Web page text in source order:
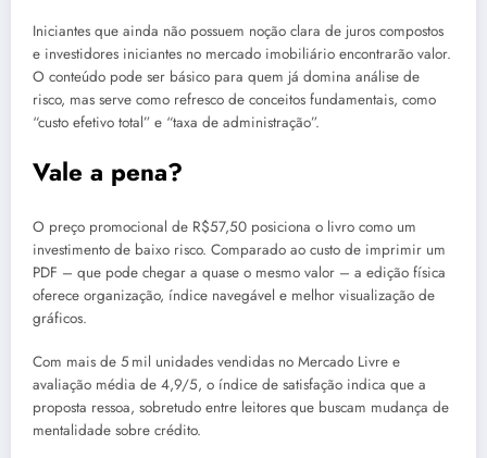
Iniciantes que ainda não possuem noção clara de juros compostos
e investidores iniciantes no mercado imobiliário encontrarão valor.
O conteúdo pode ser básico para quem já domina análise de
risco, mas serve como refresco de conceitos fundamentais, como
“custo efetivo total” e “taxa de administração”.
Vale a pena?
O preço promocional de R$57,50 posiciona o livro como um
investimento de baixo risco. Comparado ao custo de imprimir um
PDF – que pode chegar a quase o mesmo valor – a edição física
oferece organização, índice navegável e melhor visualização de
gráficos.
Com mais de 5 mil unidades vendidas no Mercado Livre e
avaliação média de 4,9/5, o índice de satisfação indica que a
proposta ressoa, sobretudo entre leitores que buscam mudança de
mentalidade sobre crédito.